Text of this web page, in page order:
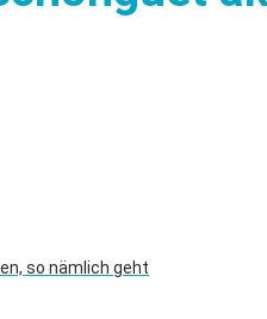
so nämlich geht